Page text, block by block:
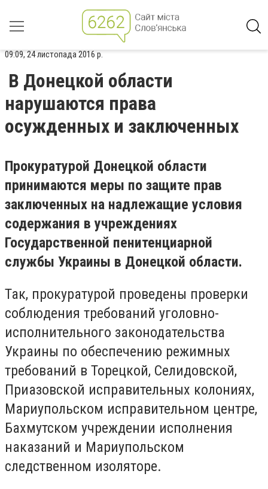
09:09, 24 листопада 2016 р.
В Донецкой области
нарушаются права
осужденных и заключенных
Прокуратурой Донецкой области
принимаются меры по защите прав
заключенных на надлежащие условия
содержания в учреждениях
Государственной пенитенциарной
службы Украины в Донецкой области.
Так, прокуратурой проведены проверки
соблюдения требований уголовно-
исполнительного законодательства
Украины по обеспечению режимных
требований в Торецкой, Селидовской,
Приазовской исправительных колониях,
Мариупольском исправительном центре,
Бахмутском учреждении исполнения
наказаний и Мариупольском
следственном изоляторе.